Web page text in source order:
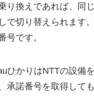
り換えであれば、同
で切り替えられます
号です。
ひかりはNTTの設備
承諾番号を取得して